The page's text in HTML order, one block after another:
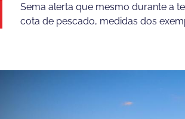
Sema alerta que mesmo durante a
cota de pescado, medidas dos